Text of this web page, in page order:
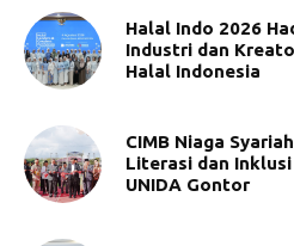
Halal Indo 2026
Industri dan
Halal Indonesia
CIMB Niaga
Literasi dan Inklusi
UNIDA Gontor